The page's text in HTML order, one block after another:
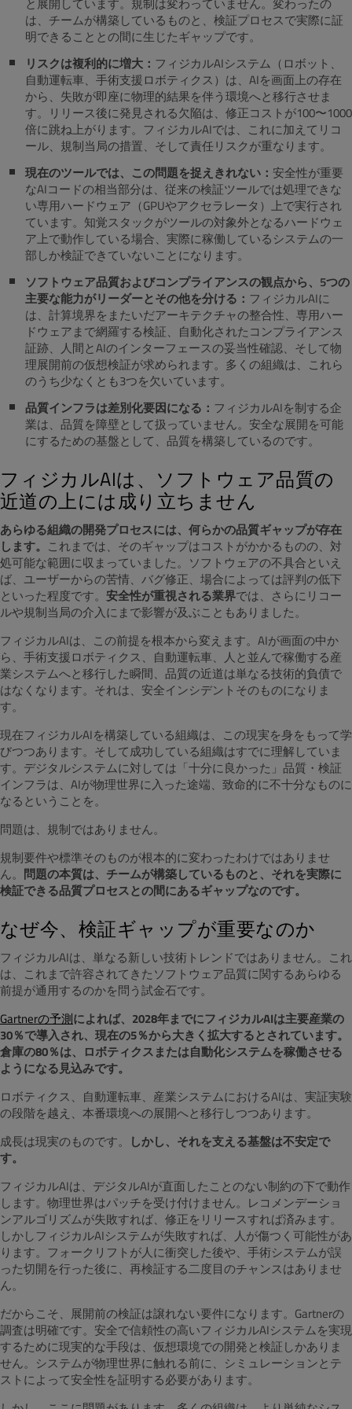
は、チームが構築しているものと、検証プロセスで実際に証
明できることとの間に生じたギャップです。
リスクは複利的に増大： フィジカルAIシステム（ロボット、
自動運転車、手術支援ロボティクス）は、AIを画面上の存在
から、失敗が即座に物理的結果を伴う環境へと移行させま
す。リリース後に発見される欠陥は、修正コストが100〜1000
倍に跳ね上がります。フィジカルAIでは、これに加えてリコ
ール、規制当局の措置、そして責任リスクが重なります。
現在のツールでは、この問題を捉えきれない： 安全性が重要
なAIコードの相当部分は、従来の検証ツールでは処理できな
い専用ハードウェア（GPUやアクセラレータ）上で実行され
ています。知覚スタックがツールの対象外となるハードウェ
ア上で動作している場合、実際に稼働しているシステムの一
部しか検証できていないことになります。
ソフトウェア品質およびコンプライアンスの観点から、5つの
主要な能力がリーダーとその他を分ける： フィジカルAIに
は、計算境界をまたいだアーキテクチャの整合性、専用ハー
ドウェアまで網羅する検証、自動化されたコンプライアンス
証跡、人間とAIのインターフェースの妥当性確認、そして物
理展開前の仮想検証が求められます。多くの組織は、これら
のうち少なくとも3つを欠いています。
品質インフラは差別化要因になる： フィジカルAIを制する企
業は、品質を障壁として扱っていません。安全な展開を可能
にするための基盤として、品質を構築しているのです。
フィジカルAIは、ソフトウェア品質の
近道の上には成り立ちません
あらゆる組織の開発プロセスには、何らかの品質ギャップが存在
します。 これまでは、そのギャップはコストがかかるものの、対
処可能な範囲に収まっていました。ソフトウェアの不具合といえ
ば、ユーザーからの苦情、バグ修正、場合によっては評判の低下
といった程度です。 安全性が重視される業界では、さらにリコー
ルや規制当局の介入にまで影響が及ぶこともありました。
フィジカルAIは、この前提を根本から変えます。AIが画面の中か
ら、手術支援ロボティクス、自動運転車、人と並んで稼働する産
業システムへと移行した瞬間、品質の近道は単なる技術的負債で
はなくなります。それは、安全インシデントそのものになりま
す。
現在フィジカルAIを構築している組織は、この現実を身をもって学
びつつあります。そして成功している組織はすでに理解していま
す。デジタルシステムに対しては「十分に良かった」品質・検証
インフラは、AIが物理世界に入った途端、致命的に不十分なものに
なるということを。
問題は、規制ではありません。
規制要件や標準そのものが根本的に変わったわけではありませ
ん。 問題の本質は、チームが構築しているものと、それを実際に
検証できる品質プロセスとの間にあるギャップなのです。
なぜ今、検証ギャップが重要なのか
フィジカルAIは、単なる新しい技術トレンドではありません。これ
は、これまで許容されてきたソフトウェア品質に関するあらゆる
前提が通用するのかを問う試金石です。
Gartnerの予測によれば、2028年までにフィジカルAIは主要産業の
30％で導入され、現在の5％から大きく拡大するとされています。
倉庫の80％は、ロボティクスまたは自動化システムを稼働させる
ようになる見込みです。
ロボティクス、自動運転車、産業システムにおけるAIは、実証実験
の段階を越え、本番環境への展開へと移行しつつあります。
成長は現実のものです。 しかし、それを支える基盤は不安定で
す。
フィジカルAIは、デジタルAIが直面したことのない制約の下で動作
します。物理世界はパッチを受け付けません。レコメンデーショ
ンアルゴリズムが失敗すれば、修正をリリースすれば済みます。
しかしフィジカルAIシステムが失敗すれば、人が傷つく可能性があ
ります。フォークリフトが人に衝突した後や、手術システムが誤
った切開を行った後に、再検証する二度目のチャンスはありませ
ん。
だからこそ、展開前の検証は譲れない要件になります。Gartnerの
調査は明確です。安全で信頼性の高いフィジカルAIシステムを実現
するために現実的な手段は、仮想環境での開発と検証しかありま
せん。システムが物理世界に触れる前に、シミュレーションとテ
ストによって安全性を証明する必要があります。